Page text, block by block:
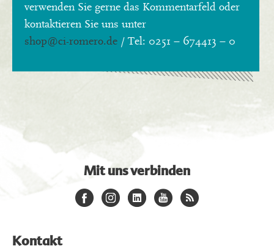
verwenden Sie gerne das Kommentarfeld oder
kontaktieren Sie uns unter
shop@ci-romero.de / Tel: 0251 – 674413 – 0
Mit uns verbinden
Kontakt